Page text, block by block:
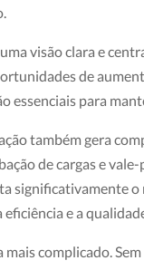
uma visão clara e
de
essenciais para
também gera
de cargas e
significativamente
e a
mais complicado.